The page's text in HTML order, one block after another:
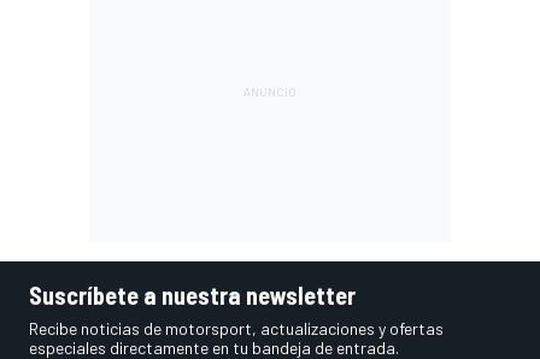
Suscríbete a nuestra newsletter
Recibe noticias de motorsport, actualizaciones y ofertas
especiales directamente en tu bandeja de entrada.